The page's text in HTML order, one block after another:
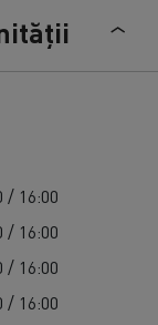
/ 16:00
/ 16:00
/ 16:00
/ 16:00